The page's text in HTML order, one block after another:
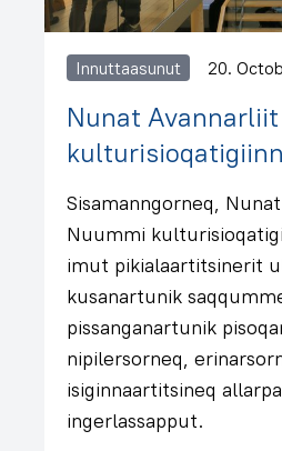
Innuttaasunut 20.
Nunat
Sisamanngorneq,
Nuummi
imut pikialaartitsinerit
kusanartunik
pissanganartunik
nipilersorneq,
isiginnaartitsineq
ingerlassapput.